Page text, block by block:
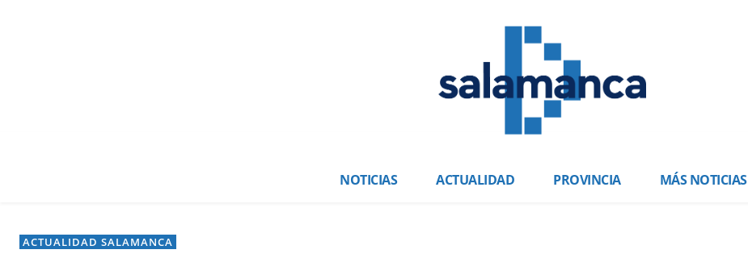
NOTICIAS ACTUALIDAD PROVINCIA MÁS NOTICIAS
ACTUALIDAD SALAMANCA